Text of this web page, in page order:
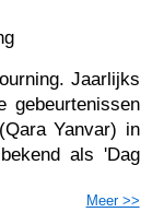
Jaarlijks
gebeurtenissen
Yanvar) in
als 'Dag
Meer >>